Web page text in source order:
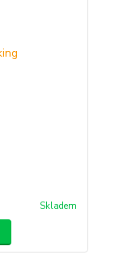
Skladem